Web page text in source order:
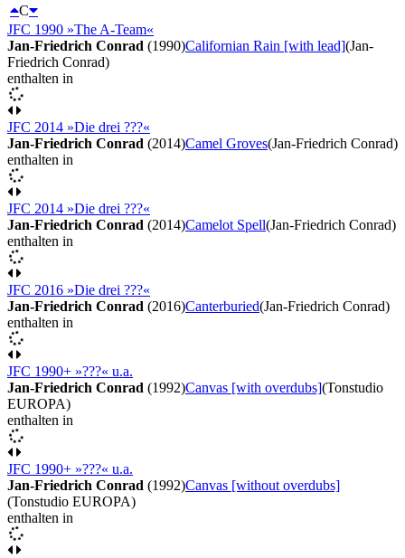
C
JFC 1990 »The A-Team«
Jan-Friedrich Conrad (1990)Californian Rain [with lead](Jan-
Friedrich Conrad)
enthalten in
JFC 2014 »Die drei ???«
Jan-Friedrich Conrad (2014)Camel Groves(Jan-Friedrich Conrad)
enthalten in
JFC 2014 »Die drei ???«
Jan-Friedrich Conrad (2014)Camelot Spell(Jan-Friedrich Conrad)
enthalten in
JFC 2016 »Die drei ???«
Jan-Friedrich Conrad (2016)Canterburied(Jan-Friedrich Conrad)
enthalten in
JFC 1990+ »???« u.a.
Jan-Friedrich Conrad (1992)Canvas [with overdubs](Tonstudio
EUROPA)
enthalten in
JFC 1990+ »???« u.a.
Jan-Friedrich Conrad (1992)Canvas [without overdubs]
(Tonstudio EUROPA)
enthalten in